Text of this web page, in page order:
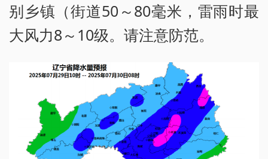
别乡镇（街道50～80毫米，雷雨时最
大风力8～10级。请注意防范。